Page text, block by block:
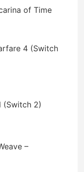
of Time
4 (Switch
(Switch 2)
–